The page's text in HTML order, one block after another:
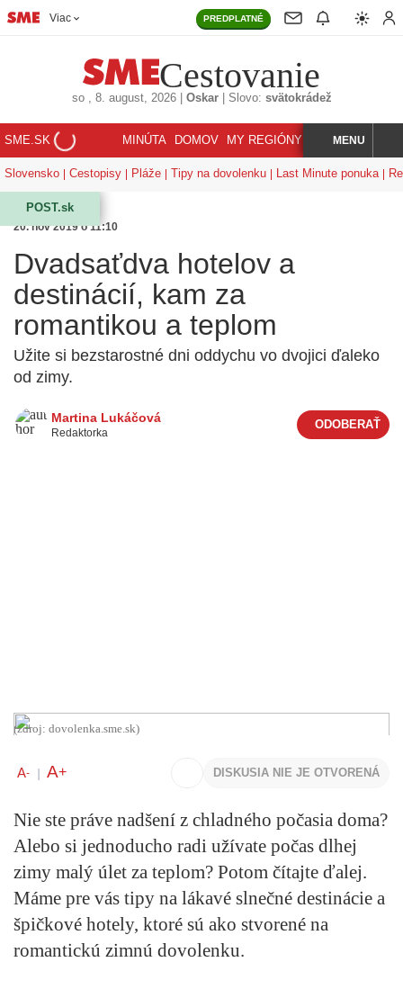
Viac PREDPLATNÉ
Cestovanie
so, 8. august, 2026| Oskar| Slovo: svätokrádež
SME.SK MINÚTA DOMOV MY REGIÓNY KORZÁR
HĽADAJMENU
Slovensko Cestopisy Pláže Tipy na dovolenku Last Minute ponuka
POST.sk
20. nov 2019 o 11:10
Dvadsaťdva hotelov a
destinácií, kam za
romantikou a teplom
Užite si bezstarostné dni oddychu vo dvojici ďaleko
od zimy.
Martina Lukáčová
Redaktorka
(zdroj: dovolenka.sme.sk)
A- A+ DISKUSIA NIE JE OTVORENÁ
Nie ste práve nadšení z chladného počasia doma?
Alebo si jednoducho radi užívate počas dlhej
zimy malý úlet za teplom? Potom čítajte ďalej.
Máme pre vás tipy na lákavé slnečné destinácie a
špičkové hotely, ktoré sú ako stvorené na
romantickú zimnú dovolenku.